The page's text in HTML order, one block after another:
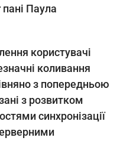
Паула
користувачі
коливання
з попередньою
з розвитком
синхронізації